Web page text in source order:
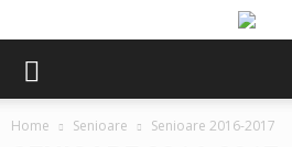
Home Senioare Senioare 2016-2017